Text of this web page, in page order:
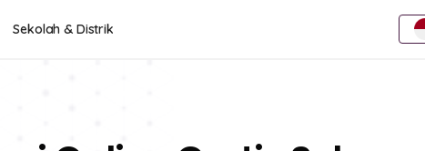
Sekolah & Distrik